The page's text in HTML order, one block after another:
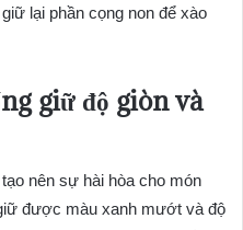
lại phần cọng non để xào
giữ độ giòn và
nên sự hài hòa cho món
được màu xanh mướt và độ